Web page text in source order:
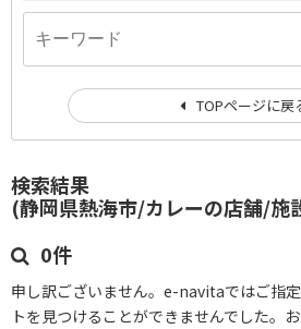
検索結果
(静岡県熱海市/カレーの店舗/施
0件
申し訳ございません。e-navitaではご指
トを見つけることができませんでした。
TOPページに戻